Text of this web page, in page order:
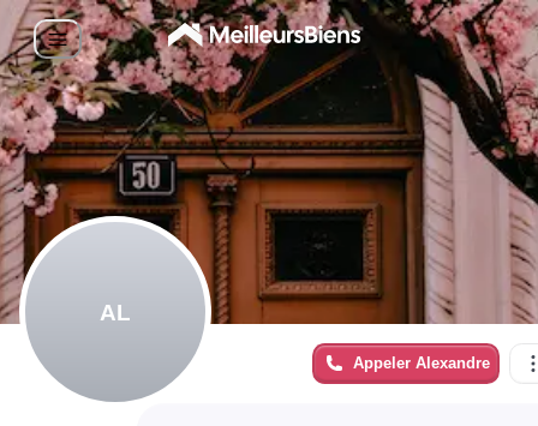
AL
Appeler Alexandre